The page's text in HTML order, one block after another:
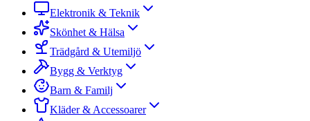
Elektronik & Teknik
Skönhet & Hälsa
Trädgård & Utemiljö
Bygg & Verktyg
Barn & Familj
Kläder & Accessoarer